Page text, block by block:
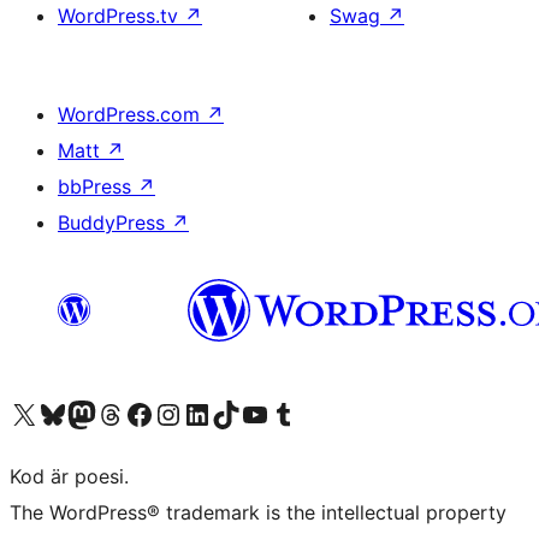
WordPress.tv ↗
Swag ↗
WordPress.com ↗
Matt ↗
bbPress ↗
BuddyPress ↗
Besök vår X-konto (f.d. Twitter)
Besök vårt Bluesky-konto
Besök vårt Mastodon-konto
Besök vårt Thread-konto
Besök vår Facebook-sidaBesök vårt Instagram-konto
Besök vårt LinkedIn-konto
Besök vårt TikTok-konto
Besök vår YouTube-kanalBesök vårt Tumblr-konto
Kod är poesi.
The WordPress® trademark is the intellectual property